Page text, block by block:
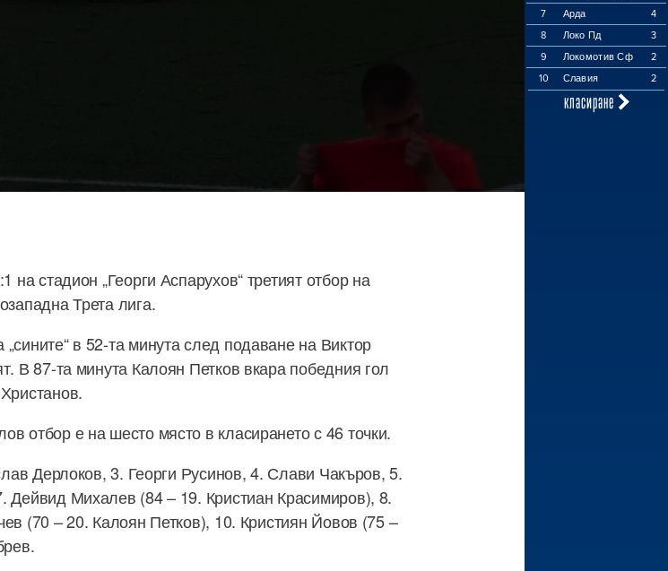
7
Арда
4
8
Локо Пд
3
9
Локомотив Сф
2
10
Славия 2
класиране
на стадион „Георги Аспарухов“ третият отбор на
Трета лига.
в 52-та минута след подаване на Виктор
В 87-та минута Калоян Петков вкара победния гол
отбор е на шесто място в класирането с 46 точки.
Дерлоков, 3. Георги Русинов, 4. Слави Чакъров, 5.
Михалев (84 – 19. Кристиан Красимиров), 8.
(70 – 20. Калоян Петков), 10. Кристиян Йовов (75 –